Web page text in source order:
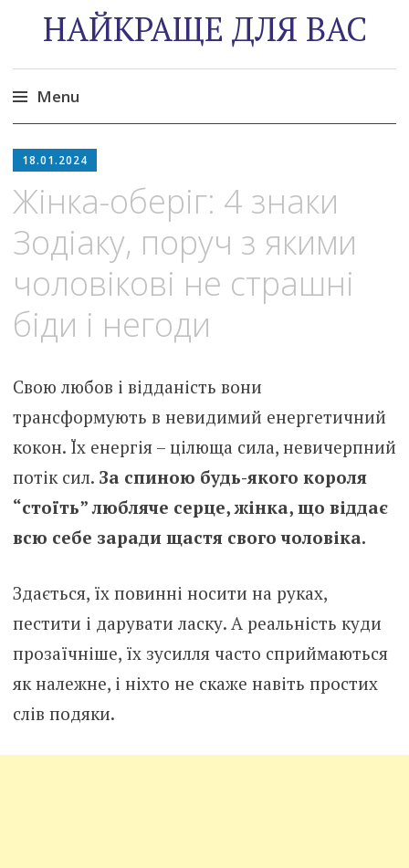
НАЙКРАЩЕ ДЛЯ ВАС
Menu
to
18.01.2024
Жінка-оберіг: 4 знаки
Зодіаку, поруч з якими
чоловікові не страшні
біди і негоди
Свою любов і відданість вони
трансформують в невидимий енергетичний
кокон. Їх енергія – цілюща сила, невичерпний
потік сил. За спиною будь-якого короля
“стоїть” любляче серце, жінка, що віддає
всю себе заради щастя свого чоловіка.
Здається, їх повинні носити на руках,
пестити і дарувати ласку. А реальність куди
прозаїчніше, їх зусилля часто сприймаються
як належне, і ніхто не скаже навіть простих
слів подяки.